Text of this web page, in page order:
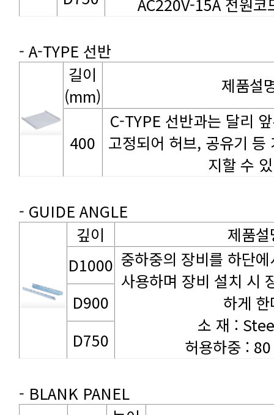
- A-TYPE 선반
(mm) 제품설
400
지할 수
- GUIDE ANGLE
깊이
제품
D1000
하게
소 재 :
허용하중 :
D900
D750
- BLANK PANEL